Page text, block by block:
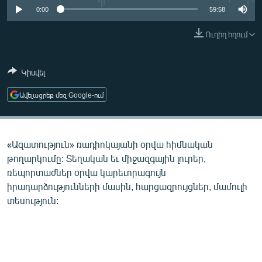
ՄԻՋԱԶԳԱՅԻՆ
ՄԵԿՆԱԲԱՆՈՒԹՅՈՒՆ
ՏՏ ԵՒ ԻՆՏԵՐՆԵՏ
ԿՈՐՈՆԱՎԻՐՈՒՍ
ՏԵՍԱՆՅՈՒԹԵՐ
ԲԱՆԱՎԵՃ
ՁԳՏԵԼՈՎ ԼԱՎԱԳՈՒՅՆԻՆ
0:00 59:58
Ուղիղ հղում
Կիսվել
Ավելացրեք մեզ Google-ում
«Ազատություն» ռադիոկայանի օրվա հիմնական
թողարկումը: Տեղական եւ միջազգային լուրեր,
ռեպորտաժներ օրվա կարեւորագույն
իրադարձությունների մասին, հարցազրույցներ, մամուլի
տեսություն: